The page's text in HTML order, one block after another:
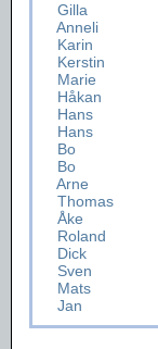
Gilla
Anneli
Karin
Kerstin
Marie
Håkan
Hans
Hans
Bo
Bo
Arne
Thomas
Åke
Roland
Dick
Sven
Mats
Jan